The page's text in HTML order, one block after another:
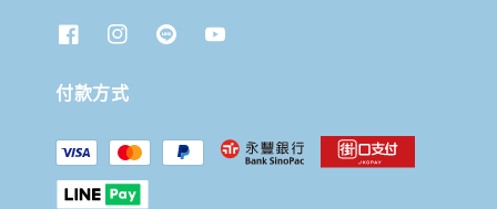
付款方式